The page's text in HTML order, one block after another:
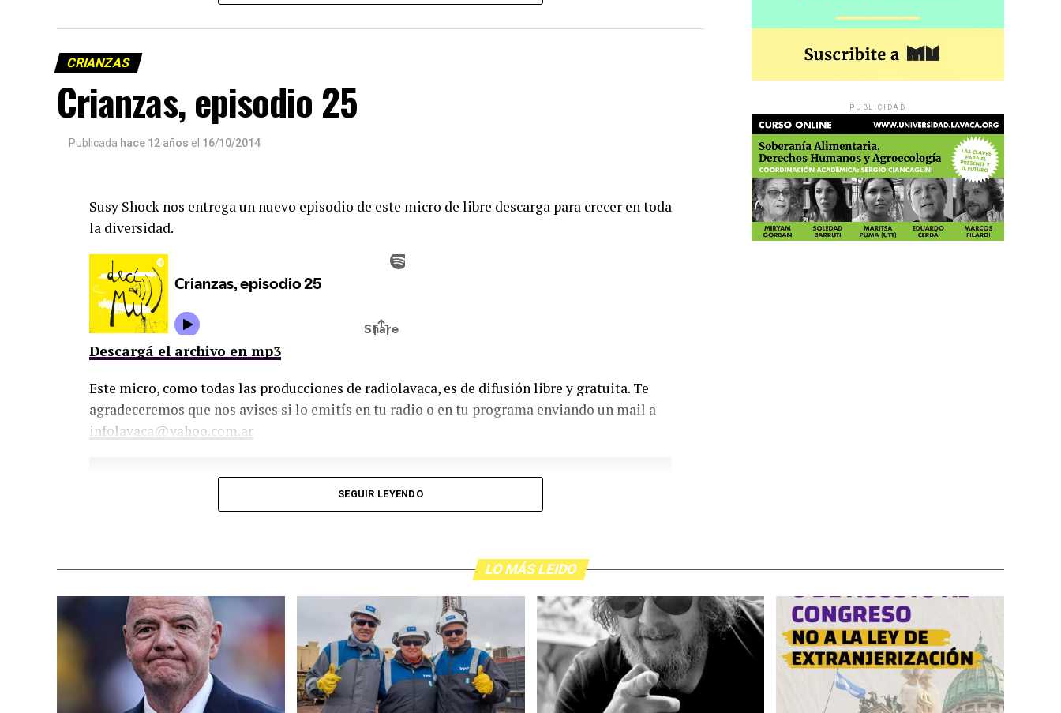
CRIANZAS
Crianzas, episodio 25
Publicada hace 12 años el 16/10/2014
Susy Shock nos entrega un nuevo episodio de este micro de libre descarga para crecer en toda
la diversidad.
Descargá el archivo en mp3
Este micro, como todas las producciones de radiolavaca, es de difusión libre y gratuita. Te
agradeceremos que nos avises si lo emití­s en tu radio o en tu programa enviando un mail a
infolavaca@yahoo.com.ar
SEGUIR LEYENDO
PUBLICIDAD
LO MÁS LEIDO